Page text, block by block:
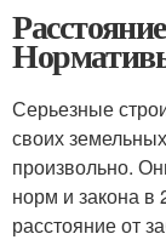
Серьезные
своих
произвольно.
норм и закона в
расстояние от